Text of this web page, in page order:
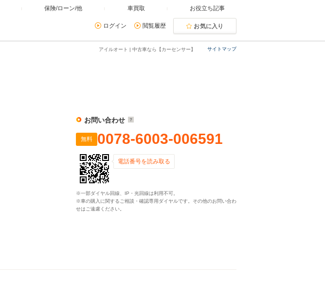
保険/ローン/他 車買取 お役立ち記事
ログイン 閲覧履歴 お気に入り
サイトマップ
アイルオート | 中古車なら【カーセンサー】
お問い合わせ
無料 0078-6003-006591
電話番号を読み取る
※一部ダイヤル回線、IP・光回線は利用不可。
※車の購入に関するご相談・確認専用ダイヤルです。その他のお問い合わ
せはご遠慮ください。